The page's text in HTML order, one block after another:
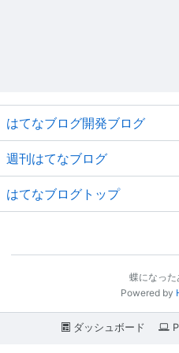
はてなブログ開発ブログ
週刊はてなブログ
はてなブログトップ
蝶になった
Powered by
ダッシュボード